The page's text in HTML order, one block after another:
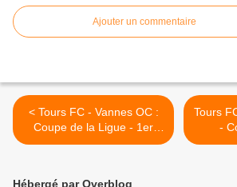
Ajouter un commentaire
< Tours FC - Vannes OC :
Coupe de la Ligue - 1er
tour
Tours
Hébergé par Overblog